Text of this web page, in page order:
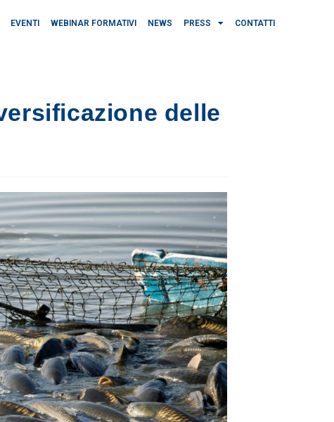
EVENTI WEBINAR FORMATIVI NEWS PRESS CONTATTI
delle